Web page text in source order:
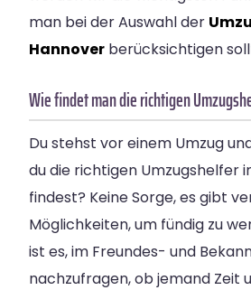
man bei der Auswahl der
Hannover berücksichtigen
Wie findet man die richtigen
Du stehst vor einem Umzug
du die richtigen Umzugshelfer
findest? Keine Sorge, es gibt
Möglichkeiten, um fündig zu
ist es, im Freundes- und
nachzufragen, ob jemand Zeit